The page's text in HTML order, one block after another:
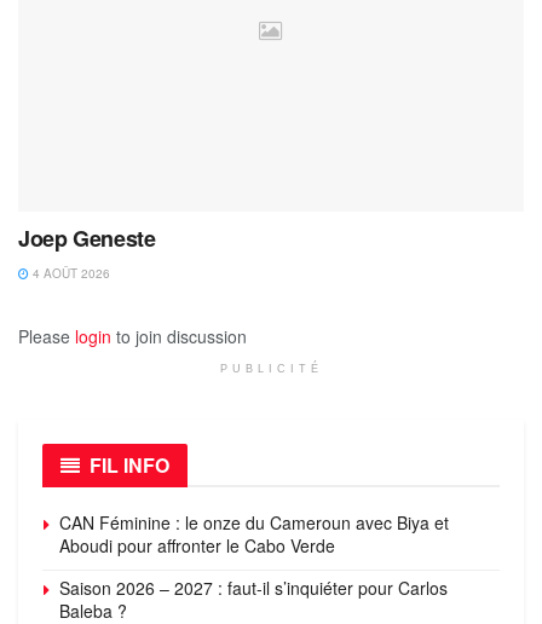
Joep Geneste
4 AOÛT 2026
Please login to join discussion
PUBLICITÉ
FIL INFO
CAN Féminine : le onze du Cameroun avec Biya et
Aboudi pour affronter le Cabo Verde
Saison 2026 – 2027 : faut-il s’inquiéter pour Carlos
Baleba ?